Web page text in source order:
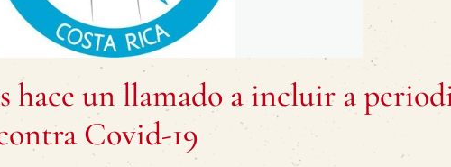
hace un llamado a incluir a
Covid-19